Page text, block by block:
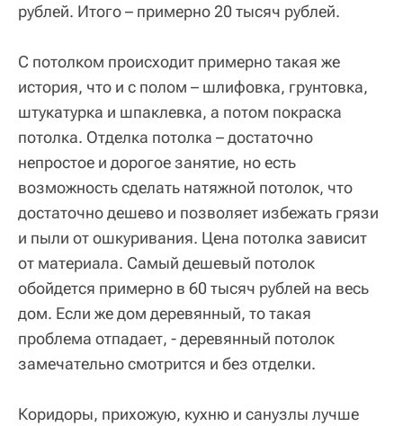
рублей. Итого – примерно 20 тысяч рублей.
С потолком происходит примерно такая же
история, что и с полом – шлифовка, грунтовка,
штукатурка и шпаклевка, а потом покраска
потолка. Отделка потолка – достаточно
непростое и дорогое занятие, но есть
возможность сделать натяжной потолок, что
достаточно дешево и позволяет избежать грязи
и пыли от ошкуривания. Цена потолка зависит
от материала. Самый дешевый потолок
обойдется примерно в 60 тысяч рублей на весь
дом. Если же дом деревянный, то такая
проблема отпадает, - деревянный потолок
замечательно смотрится и без отделки.
Коридоры, прихожую, кухню и санузлы лучше